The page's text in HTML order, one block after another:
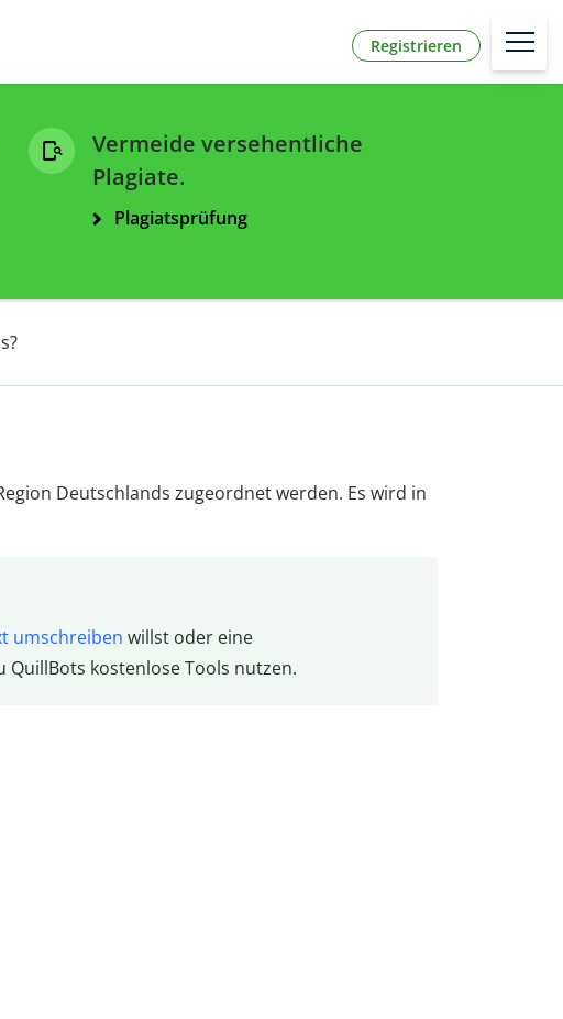
Registrieren
Vermeide versehentliche
Plagiate.
Plagiatsprüfung
Deutschlands zugeordnet werden. Es wird in
umschreiben willst oder eine
kostenlose Tools nutzen.